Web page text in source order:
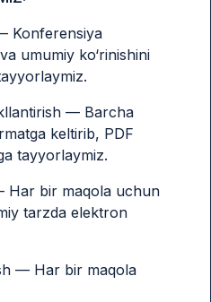
Konferensiya
umumiy ko‘rinishini
— Barcha
keltirib, PDF
tayyorlaymiz.
Har bir maqola uchun
tarzda elektron
— Har bir maqola